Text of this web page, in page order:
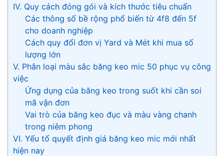
IV. Quy cách đóng gói và kích thước tiêu chuẩn
Các thông số bề rộng phổ biến từ 4f8 đến 5f
cho doanh nghiệp
Cách quy đổi đơn vị Yard và Mét khi mua số
lượng lớn
V. Phân loại màu sắc băng keo mic 50 phục vụ công
việc
Ứng dụng của băng keo trong suốt khi cần soi
mã vận đơn
Vai trò của băng keo đục và màu vàng chanh
trong niêm phong
VI. Yếu tố quyết định giá băng keo mic mới nhất
hiện nay